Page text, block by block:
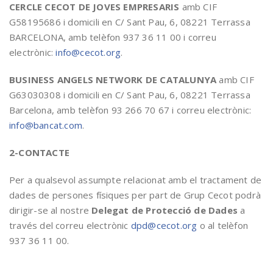
CERCLE CECOT DE JOVES EMPRESARIS amb CIF
G58195686 i domicili en C/ Sant Pau, 6, 08221 Terrassa
BARCELONA, amb telèfon 937 36 11 00 i correu
electrònic:info@cecot.org.
BUSINESS ANGELS NETWORK DE CATALUNYAamb CIF
G63030308 i domicili en C/ Sant Pau, 6, 08221 Terrassa
Barcelona, amb telèfon 93 266 70 67 i correu electrònic:
info@bancat.com.
2-CONTACTE
Per a qualsevol assumpte relacionat amb el tractament de
dades de persones físiques per part de Grup Cecot podrà
dirigir-se al nostre Delegat de Protecció de Dades a
través del correu electrònic dpd@cecot.org o al telèfon
937 36 11 00.